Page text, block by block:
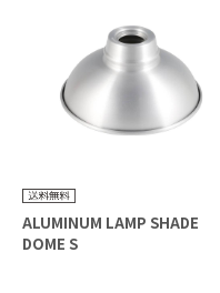
ALUMINUM LAMP SHADE
DOME S